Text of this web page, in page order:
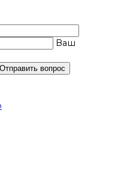
Ваш
Отправить вопрос